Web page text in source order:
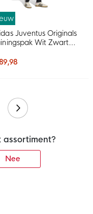
Juventus Originals
Wit Zwart
Volgende
assortiment?
Nee